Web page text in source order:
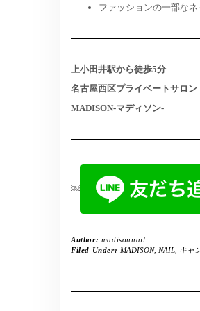
ファッションの一部なネ
上小田井駅から徒歩5分
名古屋西区プライベートサロン
MADISON-マディソン-
￼
Author: madisonnail
Filed Under: MADISON, NAIL, キャ